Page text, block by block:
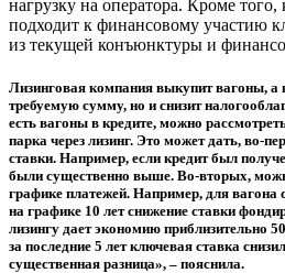
нагрузку на оператора. Кроме
подходит к финансовому участию
из текущей конъюнктуры и
Лизинговая компания выкупит вагоны, а
требуемую сумму, но и снизит
есть вагоны в кредите, можно
парка через лизинг. Это может дать, во-
ставки. Например, если кредит был
были существенно выше. Во-вторых,
графике платежей. Например, для
на графике 10 лет снижение ставки
лизингу дает экономию приблизительно
за последние 5 лет ключевая ставка
существенная разница», – пояснила.